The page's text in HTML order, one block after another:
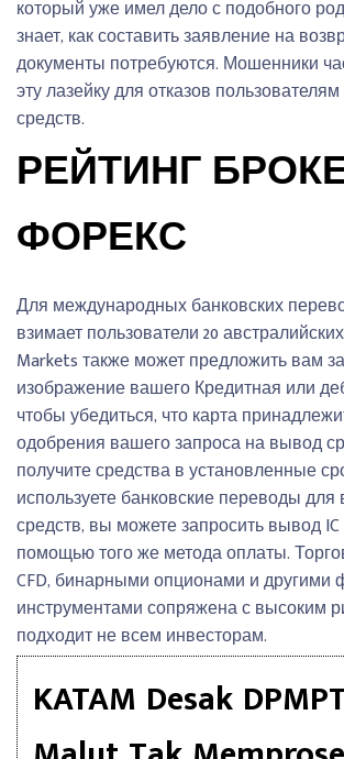
который уже имел дело с подобного
знает, как составить заявление на
документы потребуются. Мошенники
эту лазейку для отказов
средств.
РЕЙТИНГ
ФОРЕКС
Для международных банковских
взимает пользователи 20
Markets также может предложить вам
изображение вашего Кредитная или
чтобы убедиться, что карта
одобрения вашего запроса на вывод
получите средства в установленные
используете банковские переводы для
средств, вы можете запросить вывод
помощью того же метода оплаты.
CFD, бинарными опционами и
инструментами сопряжена с высоким
подходит не всем инвесторам.
KATAM Desak